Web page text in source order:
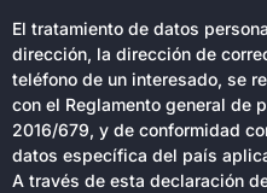
El tratamiento de datos
dirección, la dirección de
teléfono de un interesado, se
con el Reglamento general de
2016/679, y de conformidad
datos específica del país
A través de esta declaración